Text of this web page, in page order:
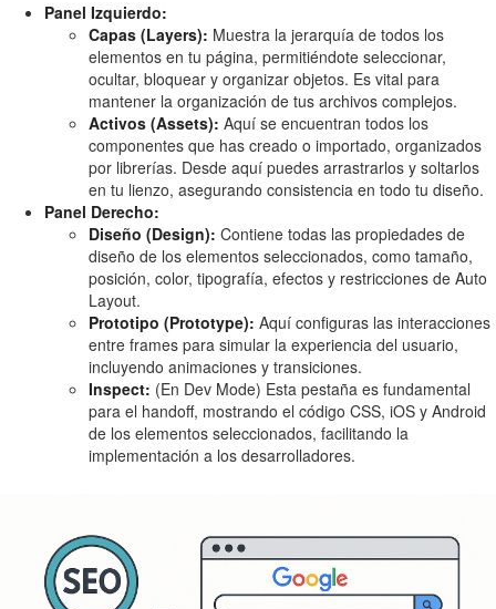
Panel Izquierdo:
Capas (Layers): Muestra la jerarquía de todos los
elementos en tu página, permitiéndote seleccionar,
ocultar, bloquear y organizar objetos. Es vital para
mantener la organización de tus archivos complejos.
Activos (Assets): Aquí se encuentran todos los
componentes que has creado o importado, organizados
por librerías. Desde aquí puedes arrastrarlos y soltarlos
en tu lienzo, asegurando consistencia en todo tu diseño.
Panel Derecho:
Diseño (Design): Contiene todas las propiedades de
diseño de los elementos seleccionados, como tamaño,
posición, color, tipografía, efectos y restricciones de Auto
Layout.
Prototipo (Prototype): Aquí configuras las interacciones
entre frames para simular la experiencia del usuario,
incluyendo animaciones y transiciones.
Inspect: (En Dev Mode) Esta pestaña es fundamental
para el handoff, mostrando el código CSS, iOS y Android
de los elementos seleccionados, facilitando la
implementación a los desarrolladores.